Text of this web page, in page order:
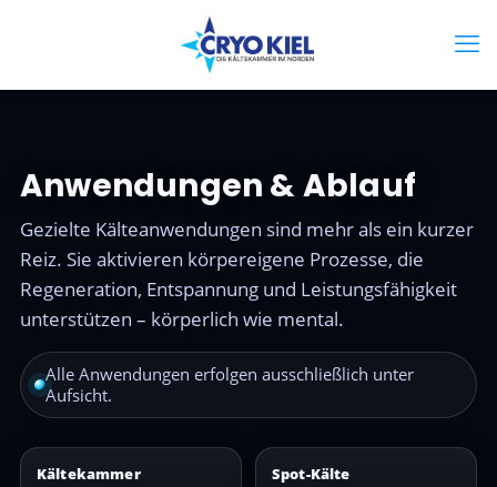
Anwendungen & Ablauf
Gezielte Kälteanwendungen sind mehr als ein kurzer
Reiz. Sie aktivieren körpereigene Prozesse, die
Regeneration, Entspannung und Leistungsfähigkeit
unterstützen – körperlich wie mental.
Alle Anwendungen erfolgen ausschließlich unter
Aufsicht.
Kältekammer Spot-Kälte